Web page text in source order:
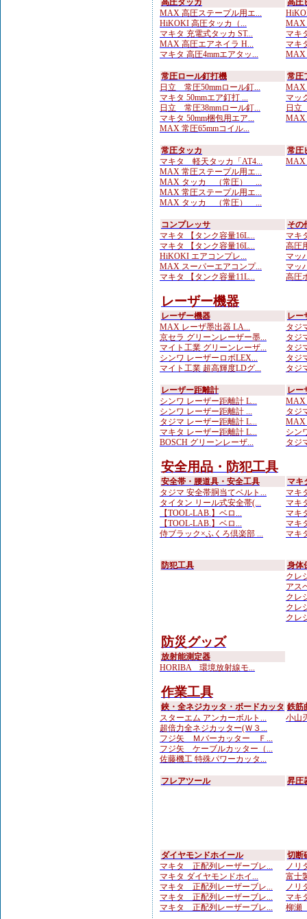
高圧タッカ
MAX 高圧ステープル用エ...
HiKOKI 高圧タッカ（...
マキタ 充電式タッカ ST...
MAX 高圧エアネイラ H...
マキタ 高圧4mmエアタッ...
高圧
MAX
マキ
マキ
MAX
常圧ロール釘打機
日立 常圧50mmロール釘...
マキタ 50mmエア釘打 ...
日立 常圧38mmロール釘...
マキタ 50mm梱包用エア...
MAX 常圧65mmコイル...
常圧
MAX
マッ
日立
MAX
常圧タッカ
マキタ 軽天タッカ「AT4...
MAX 常圧ステープル用エ...
MAX タッカ （常圧） ...
MAX 常圧ステープル用エ...
MAX タッカ （常圧） ...
常圧
MAX
コンプレッサ
マキタ 【タンク容量16L...
マキタ 【タンク容量16L...
HiKOKI エアコンプレ...
MAX スーパーエアコンプ...
マキタ 【タンク容量11L...
その
マキ
高圧
マッ
マッ
高圧
レーザー機器
レーザー機器
MAX レーザ墨出器 LA...
京セラ グリーンレーザー墨...
マイト工業 グリーンレーザ...
シンワ レーザーロボLEX...
マイト工業 超高輝度LDグ...
レー
タジ
タジ
タジ
タジ
タジ
レーザー距離計
シンワ レーザー距離計 L...
シンワ レーザー距離計 ...
タジマ レーザー距離計 L...
マキタ レーザー距離計 L...
BOSCH グリーンレーザ...
レー
タジ
シン
タジ
安全用品・防犯工具
安全帯・腰道具・安全工具
タジマ 安全帯胴当てベルト...
タイタン リール式安全帯(...
【TOOL-LAB.】ベロ...
【TOOL-LAB.】ベロ...
侍ブラック×ふくろ倶楽部 ...
マキ
マキ
マキ
マキ
マキ
マキ
防犯工具
身体
クレ
アス
クレ
クレ
クレ
防災グッズ
放射能測定器
HORIBA 環境放射線モ...
作業工具
鋏・全ネジカッタ・ボードカッタ
スターエム アンカーボルト...
超倍力全ネジカッター(Ｗ３...
フジ矢 Ｍバーカッター Ｆ...
フジ矢 ケーブルカッター（...
佐藤機工 特殊パワーカッタ...
鉄筋
小山
フレアツール 昇圧
ダイヤモンドホイール
マキタ 正配列レーザーブレ...
マキタ ダイヤモンドホイ...
マキタ 正配列レーザーブレ...
マキタ 正配列レーザーブレ...
マキタ 正配列レーザーブレ...
切断
ノリ
富士
ノリ
マキ
柳瀬